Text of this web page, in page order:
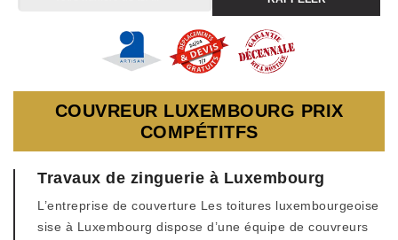
COUVREUR LUXEMBOURG PRIX
COMPÉTITFS
Travaux de zinguerie à Luxembourg
L’entreprise de couverture Les toitures luxembourgeoise
sise à Luxembourg dispose d’une équipe de couvreurs